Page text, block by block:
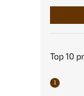
Top 10